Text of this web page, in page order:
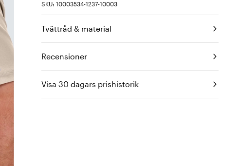
SKU: 10003534-1237-10003
Tvättråd & material
Recensioner
Visa 30 dagars prishistorik